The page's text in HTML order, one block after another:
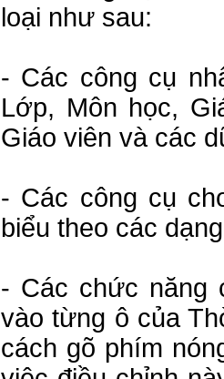
loại như sau:
- Các công cụ
Lớp, Môn học,
Giáo viên và các
- Các công cụ
biểu theo các
- Các chức năng
vào từng ô của
cách gõ phím